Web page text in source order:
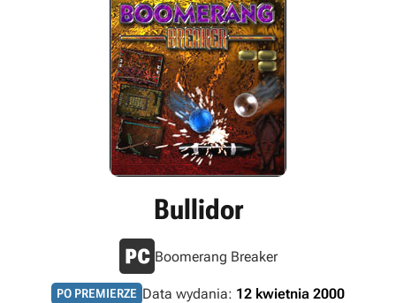
Bullidor
Boomerang Breaker
PO PREMIERZE Data wydania: 12 kwietnia 2000